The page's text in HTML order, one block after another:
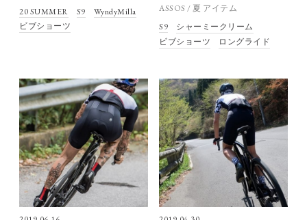
20 SUMMER
S9
WyndyMilla
ビブショーツ
ASSOS / 夏 アイテム
S9
シャーミークリーム
ビブショーツ
ロングライド